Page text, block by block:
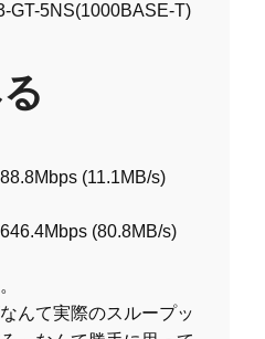
GT-5NS(1000BASE-T)
(11.1MB/s)
(80.8MB/s)
んて実際のスループッ